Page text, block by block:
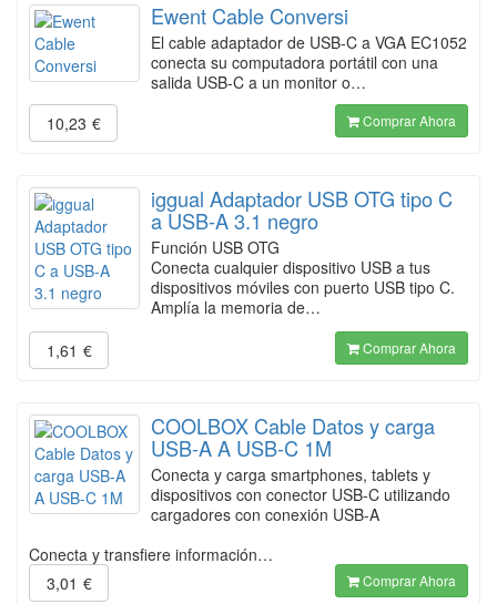
Ewent Cable Conversi
El cable adaptador de USB-C a VGA EC1052
conecta su computadora portátil con una
salida USB-C a un monitor o…
10,23 € Comprar Ahora
iggual Adaptador USB OTG tipo C
a USB-A 3.1 negro
Función USB OTG
Conecta cualquier dispositivo USB a tus
dispositivos móviles con puerto USB tipo C.
Amplía la memoria de…
1,61 € Comprar Ahora
COOLBOX Cable Datos y carga
USB-A A USB-C 1M
Conecta y carga smartphones, tablets y
dispositivos con conector USB-C utilizando
cargadores con conexión USB-A
Conecta y transfiere información…
3,01 € Comprar Ahora